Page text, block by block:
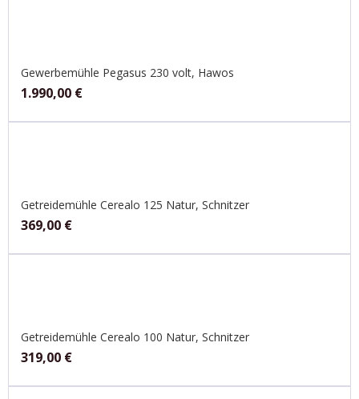
Gewerbemühle Pegasus 230 volt, Hawos
1.990,00 €
Getreidemühle Cerealo 125 Natur, Schnitzer
369,00 €
Getreidemühle Cerealo 100 Natur, Schnitzer
319,00 €